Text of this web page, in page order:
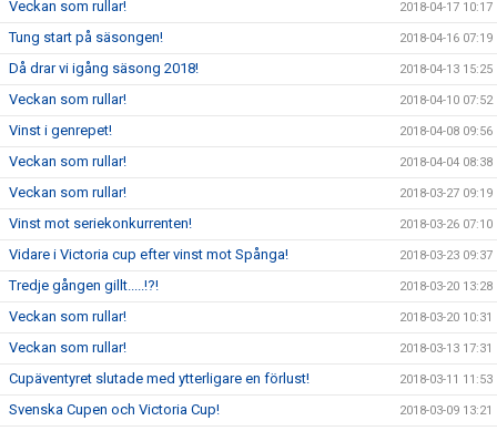
Veckan som rullar! 2018-04-17 10:17
Tung start på säsongen! 2018-04-16 07:19
Då drar vi igång säsong 2018! 2018-04-13 15:25
Veckan som rullar! 2018-04-10 07:52
Vinst i genrepet! 2018-04-08 09:56
Veckan som rullar! 2018-04-04 08:38
Veckan som rullar! 2018-03-27 09:19
Vinst mot seriekonkurrenten! 2018-03-26 07:10
Vidare i Victoria cup efter vinst mot Spånga! 2018-03-23 09:37
Tredje gången gillt.....!?! 2018-03-20 13:28
Veckan som rullar! 2018-03-20 10:31
Veckan som rullar! 2018-03-13 17:31
Cupäventyret slutade med ytterligare en förlust! 2018-03-11 11:53
Svenska Cupen och Victoria Cup! 2018-03-09 13:21